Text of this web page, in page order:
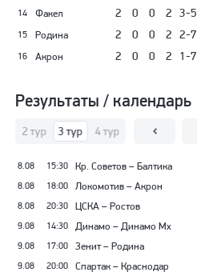
14 Факел 2 0 0 2 3-5
15 Родина 2 0 0 2 2-7
16 Акрон 2 0 0 2 1-7
Результаты / календарь
2 тур 3 тур 4 тур 5 тур
8.08 15:30 Кр. Советов – Балтика
8.08 18:00 Локомотив – Акрон
8.08 20:30 ЦСКА – Ростов
9.08 14:30 Динамо – Динамо Мх
9.08 17:00 Зенит – Родина
9.08 20:00 Спартак – Краснодар